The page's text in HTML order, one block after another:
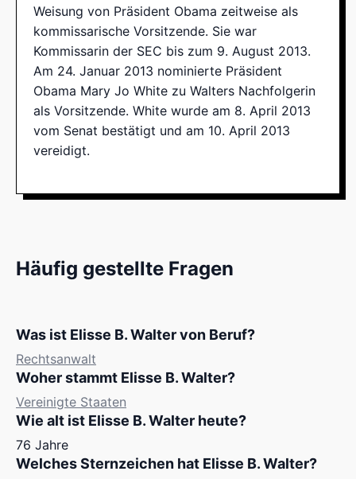
Weisung von Präsident Obama zeitweise als
kommissarische Vorsitzende. Sie war
Kommissarin der SEC bis zum 9. August 2013.
Am 24. Januar 2013 nominierte Präsident
Obama Mary Jo White zu Walters Nachfolgerin
als Vorsitzende. White wurde am 8. April 2013
vom Senat bestätigt und am 10. April 2013
vereidigt.
Häufig gestellte Fragen
Was ist Elisse B. Walter von Beruf?
Rechtsanwalt
Woher stammt Elisse B. Walter?
Vereinigte Staaten
Wie alt ist Elisse B. Walter heute?
76 Jahre
Welches Sternzeichen hat Elisse B. Walter?